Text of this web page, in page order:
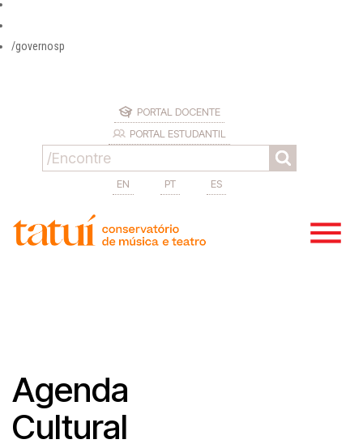
/governosp
PORTAL DOCENTE
PORTAL ESTUDANTIL
EN PT ES
Agenda
Cultural